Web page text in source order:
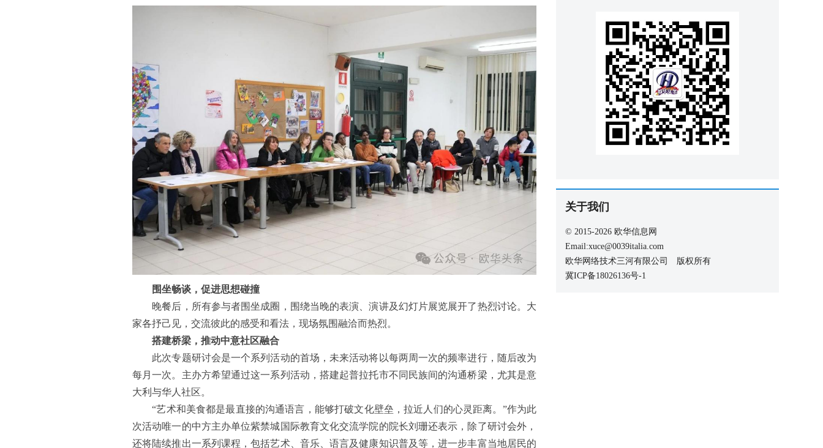
关于我们
© 2015-2026 欧华信息网
Email:xuce@0039italia.com
欧华网络技术三河有限公司 版权所有
冀ICP备18026136号-1
围坐畅谈，促进思想碰撞
晚餐后，所有参与者围坐成圈，围绕当晚的表演、演讲及幻灯片展览展开了热烈讨论。大
家各抒己见，交流彼此的感受和看法，现场氛围融洽而热烈。
搭建桥梁，推动中意社区融合
此次专题研讨会是一个系列活动的首场，未来活动将以每两周一次的频率进行，随后改为
每月一次。主办方希望通过这一系列活动，搭建起普拉托市不同民族间的沟通桥梁，尤其是意
大利与华人社区。
“艺术和美食都是最直接的沟通语言，能够打破文化壁垒，拉近人们的心灵距离。”作为此
次活动唯一的中方主办单位紫禁城国际教育文化交流学院的院长刘珊还表示，除了研讨会外，
还将陆续推出一系列课程，包括艺术、音乐、语言及健康知识普及等，进一步丰富当地居民的